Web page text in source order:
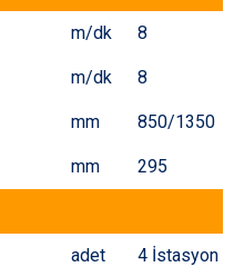
m/dk 8
m/dk 8
mm 850/1350
mm 295
adet 4 İstasyon